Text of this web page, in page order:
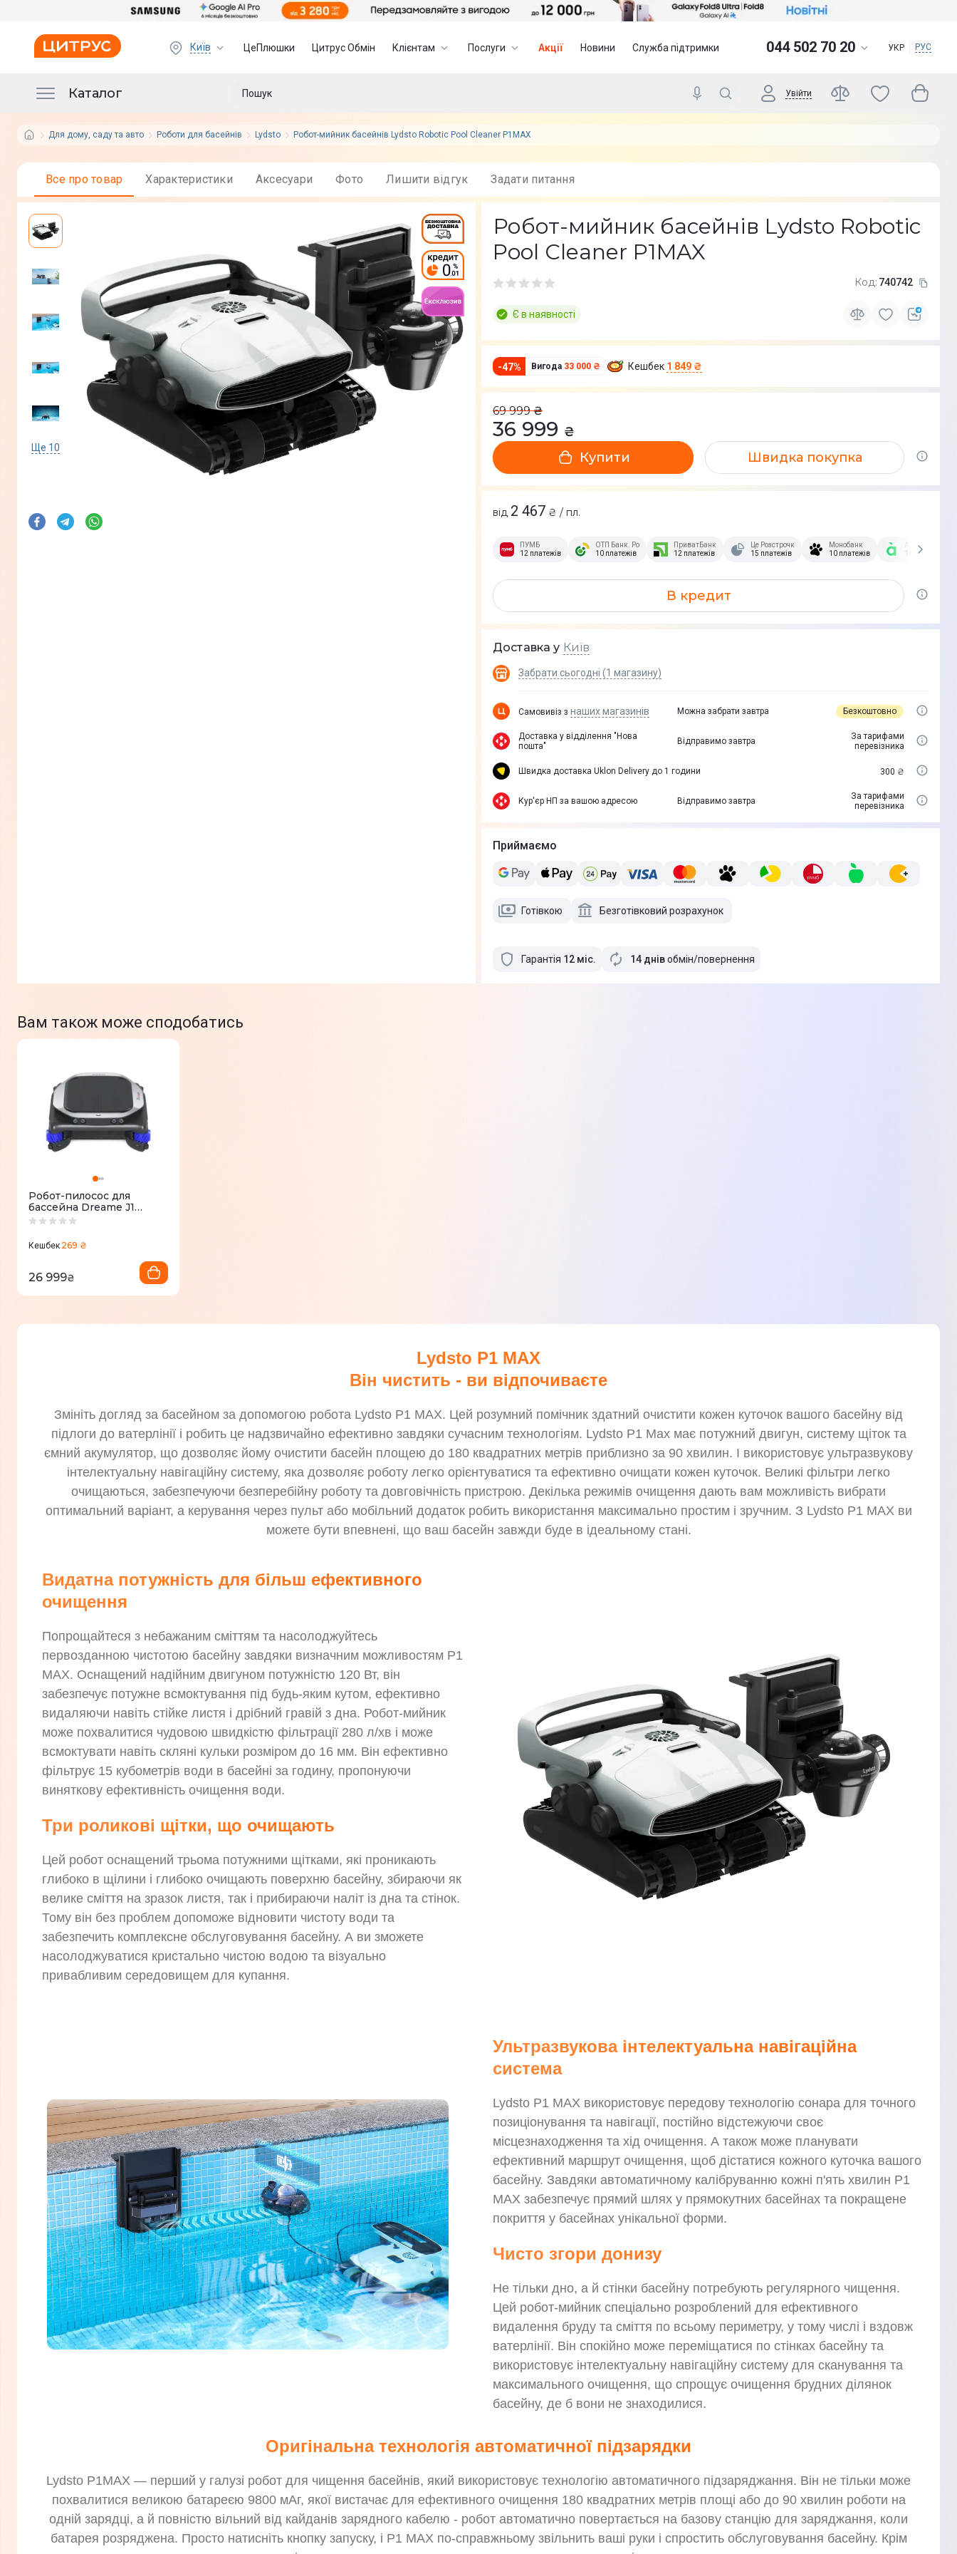
Київ ЦеПлюшки Цитрус Обмін Клієнтам Послуги Акції Новини Служба підтримки 044 502 70 20 УКР РУС
Каталог Увійти
Для дому, саду та авто Роботи для басейнів Lydsto Робот-мийник басейнів Lydsto Robotic Pool Cleaner P1MAX
Все про товар Характеристики Аксесуари Фото Лишити вiдгук Задати питання
Ще 10
Робот-мийник басейнів Lydsto Robotic
Pool Cleaner P1MAX
Код: 740742
Є в наявності
-47% Вигода 33 000 ₴ Кешбек 1 849 ₴
69 999 ₴
36 999 ₴
Купити Швидка покупка
від 2 467 ₴ / пл.
ПУМБ
12 платежів
ОТП Банк. Розстрочка Скибочка.
10 платежів
ПриватБанк
12 платежів
Це Розстрочка
15 платежів
Монобанк
10 платежів
А-Банк
10 платежів
В кредит
Доставка у Київ
Забрати сьогодні (1 магазину)
Самовивіз з наших магазинів Можна забрати завтра Безкоштовно
Доставка у вiддiлення "Нова
пошта"
Відправимо завтра
За тарифами
перевізника
Швидка доставка Uklon Delivery до 1 години 300 ₴
Кур'єр НП за вашою адресою Відправимо завтра
За тарифами
перевізника
Приймаємо
Готівкою Безготівковий розрахунок
Гарантія 12 міс. 14 днівобмін/повернення
Вам також може сподобатись
Робот-пилосос для
бассейна Dreame J1
(PNUJ4110)
Кешбек 269 ₴
26 999₴
Lydsto P1 MAX
Він чистить - ви відпочиваєте
Змініть догляд за басейном за допомогою робота Lydsto P1 MAX. Цей розумний помічник здатний очистити кожен куточок вашого басейну від
підлоги до ватерлінії і робить це надзвичайно ефективно завдяки сучасним технологіям. Lydsto P1 Max має потужний двигун, систему щіток та
ємний акумулятор, що дозволяє йому очистити басейн площею до 180 квадратних метрів приблизно за 90 хвилин. І використовує ультразвукову
інтелектуальну навігаційну систему, яка дозволяє роботу легко орієнтуватися та ефективно очищати кожен куточок. Великі фільтри легко
очищаються, забезпечуючи безперебійну роботу та довговічність пристрою. Декілька режимів очищення дають вам можливість вибрати
оптимальний варіант, а керування через пульт або мобільний додаток робить використання максимально простим і зручним. З Lydsto P1 MAX ви
можете бути впевнені, що ваш басейн завжди буде в ідеальному стані.
Видатна потужність для більш ефективного
очищення
Попрощайтеся з небажаним сміттям та насолоджуйтесь
первозданною чистотою басейну завдяки визначним можливостям P1
MAX. Оснащений надійним двигуном потужністю 120 Вт, він
забезпечує потужне всмоктування під будь-яким кутом, ефективно
видаляючи навіть стійке листя і дрібний гравій з дна. Робот-мийник
може похвалитися чудовою швидкістю фільтрації 280 л/хв і може
всмоктувати навіть скляні кульки розміром до 16 мм. Він ефективно
фільтрує 15 кубометрів води в басейні за годину, пропонуючи
виняткову ефективність очищення води.
Три роликові щітки, що очищають
Цей робот оснащений трьома потужними щітками, які проникають
глибоко в щілини і глибоко очищають поверхню басейну, збираючи як
велике сміття на зразок листя, так і прибираючи наліт із дна та стінок.
Тому він без проблем допоможе відновити чистоту води та
забезпечить комплексне обслуговування басейну. А ви зможете
насолоджуватися кристально чистою водою та візуально
привабливим середовищем для купання.
Ультразвукова інтелектуальна навігаційна
система
Lydsto P1 MAX використовує передову технологію сонара для точного
позиціонування та навігації, постійно відстежуючи своє
місцезнаходження та хід очищення. А також може планувати
ефективний маршрут очищення, щоб дістатися кожного куточка вашого
басейну. Завдяки автоматичному калібруванню кожні п'ять хвилин P1
MAX забезпечує прямий шлях у прямокутних басейнах та покращене
покриття у басейнах унікальної форми.
Чисто згори донизу
Не тільки дно, а й стінки басейну потребують регулярного чищення.
Цей робот-мийник спеціально розроблений для ефективного
видалення бруду та сміття по всьому периметру, у тому числі і вздовж
ватерлінії. Він спокійно може переміщатися по стінках басейну та
використовує інтелектуальну навігаційну систему для сканування та
максимального очищення, що спрощує очищення брудних ділянок
басейну, де б вони не знаходилися.
Оригінальна технологія автоматичної підзарядки
Lydsto P1MAX — перший у галузі робот для чищення басейнів, який використовує технологію автоматичного підзаряджання. Він не тільки може
похвалитися великою батареєю 9800 мАг, якої вистачає для ефективного очищення 180 квадратних метрів площі або до 90 хвилин роботи на
одній зарядці, а й повністю вільний від кайданів зарядного кабелю - робот автоматично повертається на базову станцію для заряджання, коли
батарея розряджена. Просто натисніть кнопку запуску, і P1 MAX по-справжньому звільнить ваші руки і спростить обслуговування басейну. Крім